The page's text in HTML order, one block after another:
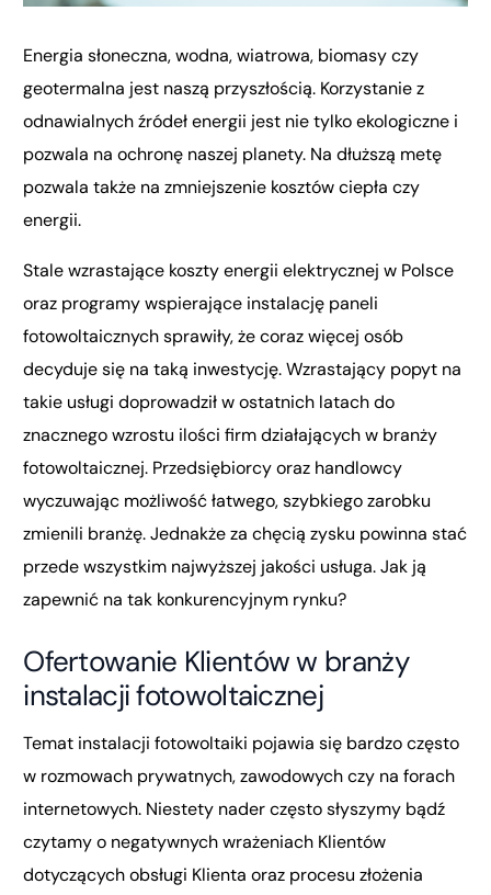
Energia słoneczna, wodna, wiatrowa, biomasy czy
geotermalna jest naszą przyszłością. Korzystanie z
odnawialnych źródeł energii jest nie tylko ekologiczne i
pozwala na ochronę naszej planety. Na dłuższą metę
pozwala także na zmniejszenie kosztów ciepła czy
energii.
Stale wzrastające koszty energii elektrycznej w Polsce
oraz programy wspierające instalację paneli
fotowoltaicznych sprawiły, że coraz więcej osób
decyduje się na taką inwestycję. Wzrastający popyt na
takie usługi doprowadził w ostatnich latach do
znacznego wzrostu ilości firm działających w branży
fotowoltaicznej. Przedsiębiorcy oraz handlowcy
wyczuwając możliwość łatwego, szybkiego zarobku
zmienili branżę. Jednakże za chęcią zysku powinna stać
przede wszystkim najwyższej jakości usługa. Jak ją
zapewnić na tak konkurencyjnym rynku?
Ofertowanie Klientów w branży
instalacji fotowoltaicznej
Temat instalacji fotowoltaiki pojawia się bardzo często
w rozmowach prywatnych, zawodowych czy na forach
internetowych. Niestety nader często słyszymy bądź
czytamy o negatywnych wrażeniach Klientów
dotyczących obsługi Klienta oraz procesu złożenia